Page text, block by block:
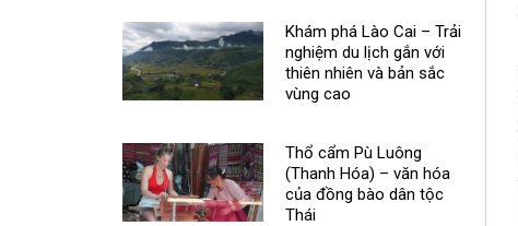
Khám phá Lào Cai – Trải
nghiệm du lịch gắn với
thiên nhiên và bản sắc
vùng cao
Thổ cẩm Pù Luông
(Thanh Hóa) – văn hóa
của đồng bào dân tộc
Thái